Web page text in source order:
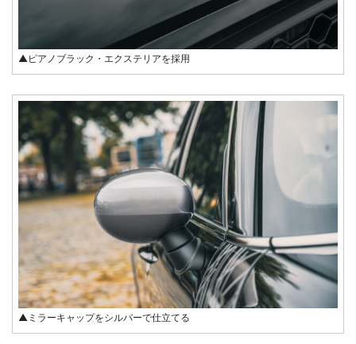
▲ピアノブラック・エクステリアを採用
▲ミラーキャップをシルバーで仕立てる